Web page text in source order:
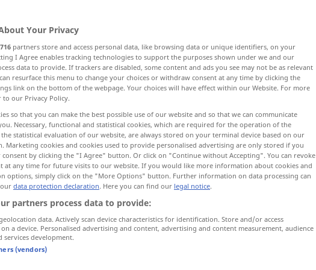
faible, peu puissant, pas fort, médiocre
régulier faible
schwach
schwach (≈ kraftlos)
Your Privacy
716 partners store and access personal data, like browsing data or unique identifiers, on your
I Agree enables tracking technologies to support the purposes shown under we and our
data to provide. If trackers are disabled, some content and ads you see may not be as relevant
resurface this menu to change your choices or withdraw consent at any time by clicking the
link on the bottom of the webpage. Your choices will have effect within our Website. For more
to our Privacy Policy.
so that you can make the best possible use of our website and so that we can communicate
Necessary, functional and statistical cookies, which are required for the operation of the
statistical evaluation of our website, are always stored on your terminal device based on our
Marketing cookies and cookies used to provide personalised advertising are only stored if you
consent by clicking the "I Agree" button. Or click on "Continue without Accepting". You can revoke
at any time for future visits to our website. If you would like more information about cookies and
options, simply click on the "More Options" button. Further information on data processing can
data protection declaration. Here you can find our legal notice.
partners process data to provide:
data. Actively scan device characteristics for identification. Store and/or access
a device. Personalised advertising and content, advertising and content measurement, audience
services development.
(vendors)